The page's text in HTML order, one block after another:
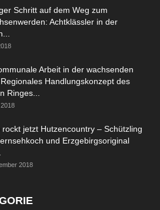
Schritt auf dem Weg zum
Achtklässler in der
Arbeit in der wachsenden
Handlungskonzept des
Ringes...
rockt jetzt Hutzencountry – Schützling
und Erzgebirgsoriginal
2018